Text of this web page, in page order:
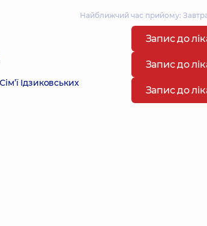
Найближчий час прийому:
Запис до
Запис до
Ідзиковських
Запис до